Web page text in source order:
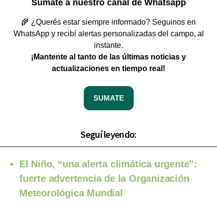
Sumate a nuestro canal de Whatsapp
🌾 ¿Querés estar siempre informado? Seguinos en
WhatsApp y recibí alertas personalizadas del campo, al
instante.
¡Mantente al tanto de las últimas noticias y
actualizaciones en tiempo real!
SUMATE
Seguí leyendo:
El Niño, “una alerta climática urgente”:
fuerte advertencia de la Organización
Meteorológica Mundial